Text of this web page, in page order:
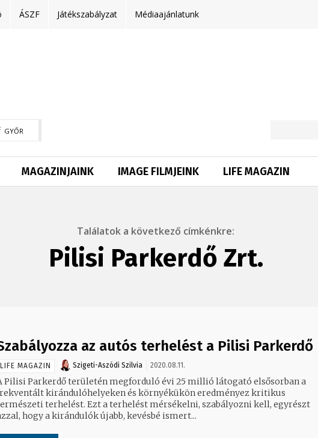
ÁSZF Játékszabályzat Médiaajánlatunk
GYŐR
MAGAZINJAINK IMAGE FILMJEINK LIFE MAGAZIN
Találatok a következő címkénkre:
Pilisi Parkerdő Zrt.
az autós terhelést a Pilisi Parkerdő
LIFE MAGAZIN Szigeti-Aszódi Szilvia 2020.08.11.
Pilisi Parkerdő területén megforduló évi 25 millió látogató elsősorban a
kirándulóhelyeken és környékükön eredményez kritikus
terhelést. Ezt a terhelést mérsékelni, szabályozni kell, egyrészt
hogy a kirándulók újabb, kevésbé ismert...